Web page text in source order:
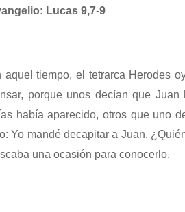
Lucas 9,7-9
aquel tiempo, el tetrarca Herodes
porque unos decían que
había aparecido, otros que uno
Yo mandé decapitar a Juan.
una ocasión para conocerlo.